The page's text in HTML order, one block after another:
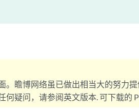
。瞻博网络虽已做出相当大的努力
疑问，请参阅英文版本. 可下载的